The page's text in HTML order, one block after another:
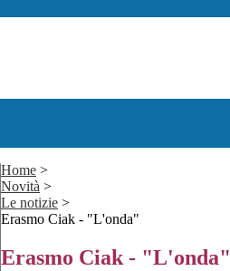
Home >
Novità >
Le notizie >
Erasmo Ciak - "L'onda"
Erasmo Ciak - "L'onda"